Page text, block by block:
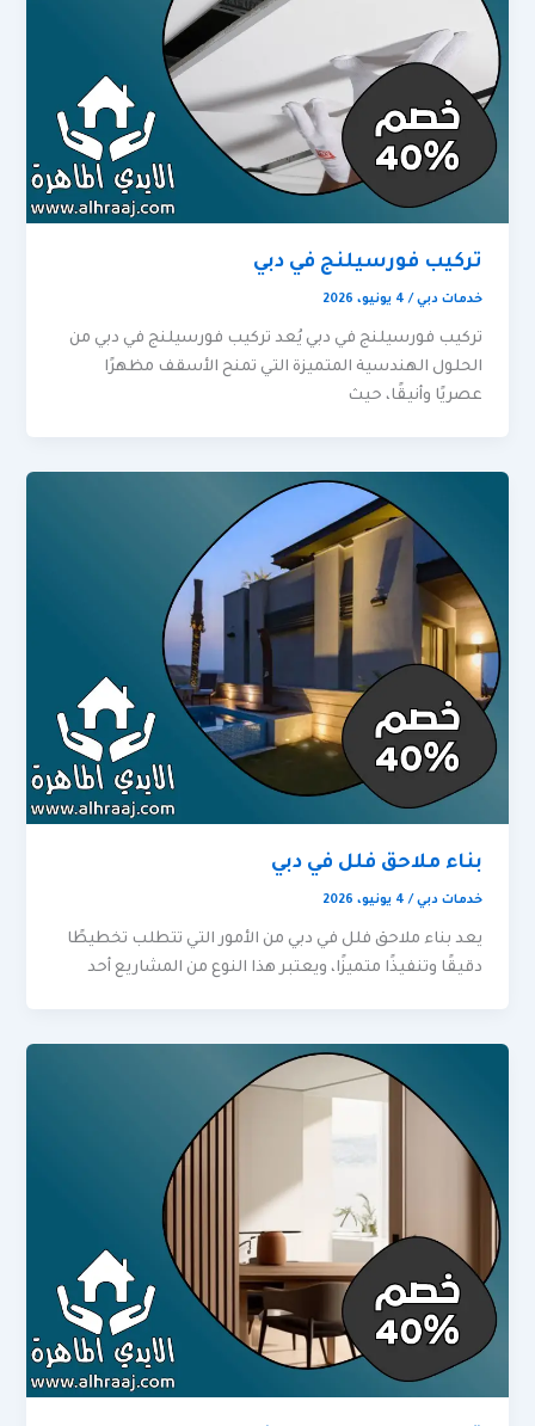
تركيب فورسيلنج في دبي
خدمات دبي / 4 يونيو، 2026
تركيب فورسيلنج في دبي يُعد تركيب فورسيلنج في دبي من
الحلول الهندسية المتميزة التي تمنح الأسقف مظهرًا
عصريًا وأنيقًا، حيث
بناء ملاحق فلل في دبي
خدمات دبي / 4 يونيو، 2026
يعد بناء ملاحق فلل في دبي من الأمور التي تتطلب تخطيطًا
دقيقًا وتنفيذًا متميزًا، ويعتبر هذا النوع من المشاريع أحد